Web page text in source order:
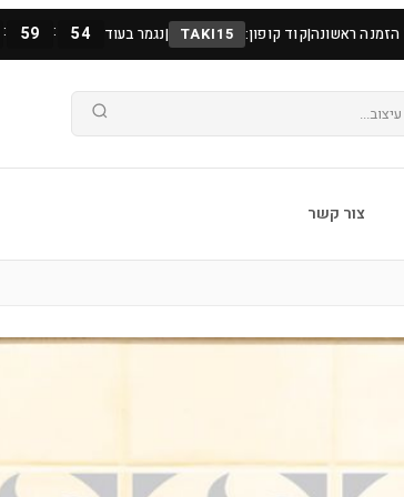
|קוד קופון: TAKI15
|נגמר בעוד : 59 : 53
צור קשר